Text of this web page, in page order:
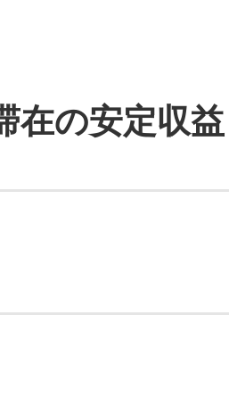
在の安定収益